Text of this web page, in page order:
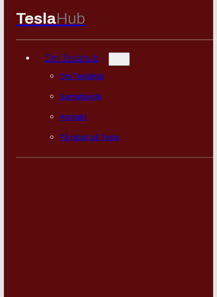
TeslaHub
Om Teslahub
Om Teslahub
Samarbejde
Kontakt
Få rabat på Tesla